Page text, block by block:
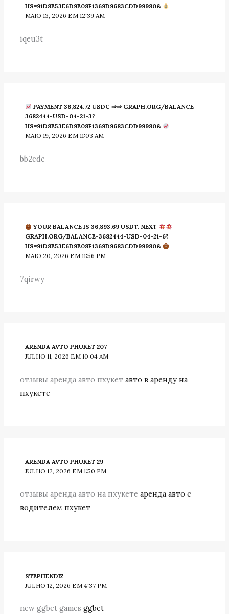
HS=91D8E53E6D9E08F1369D9683CDD99980&
MAIO 13, 2026 EM 12:39 AM
iqeu3t
PAYMENT 36,824.72 USDC ⇒⇒ GRAPH.ORG/BALANCE-
3682444-USD-04-21-3?
HS=91D8E53E6D9E08F1369D9683CDD99980&
MAIO 19, 2026 EM 11:03 AM
bb2ede
YOUR BALANCE IS 36,893.69 USDT. NEXT
GRAPH.ORG/BALANCE-3682444-USD-04-21-6?
HS=91D8E53E6D9E08F1369D9683CDD99980&
MAIO 20, 2026 EM 11:56 PM
7qirwy
ARENDA AVTO PHUKET 207
JULHO 11, 2026 EM 10:04 AM
отзывы аренда авто пхукетавто в аренду на
пхукете
ARENDA AVTO PHUKET 29
JULHO 12, 2026 EM 1:50 PM
отзывы аренда авто на пхукетеаренда авто с
водителем пхукет
STEPHENDIZ
JULHO 12, 2026 EM 4:37 PM
new ggbet gamesggbet